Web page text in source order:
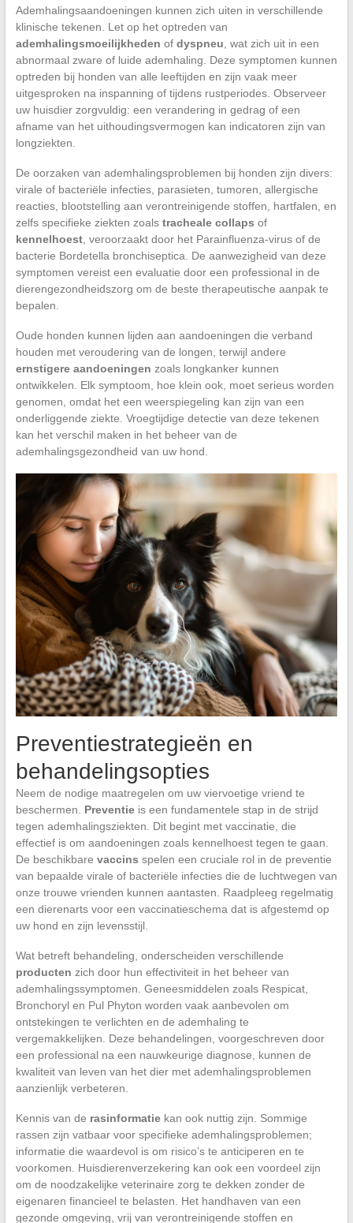
Ademhalingsaandoeningen kunnen zich uiten in verschillende
klinische tekenen. Let op het optreden van
ademhalingsmoeilijkheden of dyspneu , wat zich uit in een
abnormaal zware of luide ademhaling. Deze symptomen kunnen
optreden bij honden van alle leeftijden en zijn vaak meer
uitgesproken na inspanning of tijdens rustperiodes. Observeer
uw huisdier zorgvuldig: een verandering in gedrag of een
afname van het uithoudingsvermogen kan indicatoren zijn van
longziekten.
De oorzaken van ademhalingsproblemen bij honden zijn divers:
virale of bacteriële infecties, parasieten, tumoren, allergische
reacties, blootstelling aan verontreinigende stoffen, hartfalen, en
zelfs specifieke ziekten zoals tracheale collaps of
kennelhoest, veroorzaakt door het Parainfluenza-virus of de
bacterie Bordetella bronchiseptica. De aanwezigheid van deze
symptomen vereist een evaluatie door een professional in de
dierengezondheidszorg om de beste therapeutische aanpak te
bepalen.
Oude honden kunnen lijden aan aandoeningen die verband
houden met veroudering van de longen, terwijl andere
ernstigere aandoeningen zoals longkanker kunnen
ontwikkelen. Elk symptoom, hoe klein ook, moet serieus worden
genomen, omdat het een weerspiegeling kan zijn van een
onderliggende ziekte. Vroegtijdige detectie van deze tekenen
kan het verschil maken in het beheer van de
ademhalingsgezondheid van uw hond.
Preventiestrategieën en
behandelingsopties
Neem de nodige maatregelen om uw viervoetige vriend te
beschermen. Preventieis een fundamentele stap in de strijd
tegen ademhalingsziekten. Dit begint met vaccinatie, die
effectief is om aandoeningen zoals kennelhoest tegen te gaan.
De beschikbare vaccins spelen een cruciale rol in de preventie
van bepaalde virale of bacteriële infecties die de luchtwegen van
onze trouwe vrienden kunnen aantasten. Raadpleeg regelmatig
een dierenarts voor een vaccinatieschema dat is afgestemd op
uw hond en zijn levensstijl.
Wat betreft behandeling, onderscheiden verschillende
producten zich door hun effectiviteit in het beheer van
ademhalingssymptomen. Geneesmiddelen zoals Respicat,
Bronchoryl en Pul Phyton worden vaak aanbevolen om
ontstekingen te verlichten en de ademhaling te
vergemakkelijken. Deze behandelingen, voorgeschreven door
een professional na een nauwkeurige diagnose, kunnen de
kwaliteit van leven van het dier met ademhalingsproblemen
aanzienlijk verbeteren.
Kennis van de rasinformatiekan ook nuttig zijn. Sommige
rassen zijn vatbaar voor specifieke ademhalingsproblemen;
informatie die waardevol is om risico’s te anticiperen en te
voorkomen. Huisdierenverzekering kan ook een voordeel zijn
om de noodzakelijke veterinaire zorg te dekken zonder de
eigenaren financieel te belasten. Het handhaven van een
gezonde omgeving, vrij van verontreinigende stoffen en